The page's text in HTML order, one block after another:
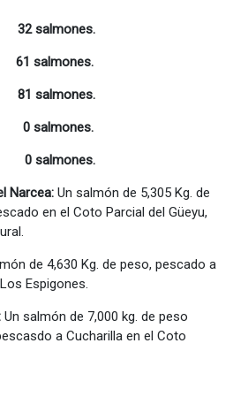
32 salmones.
61 salmones.
81 salmones.
0 salmones.
0 salmones.
Narcea: Un salmón de 5,305 Kg. de
en el Coto Parcial del Güeyu,
de 4,630 Kg. de peso, pescado a
Espigones.
Un salmón de 7,000 kg. de peso
a Cucharilla en el Coto